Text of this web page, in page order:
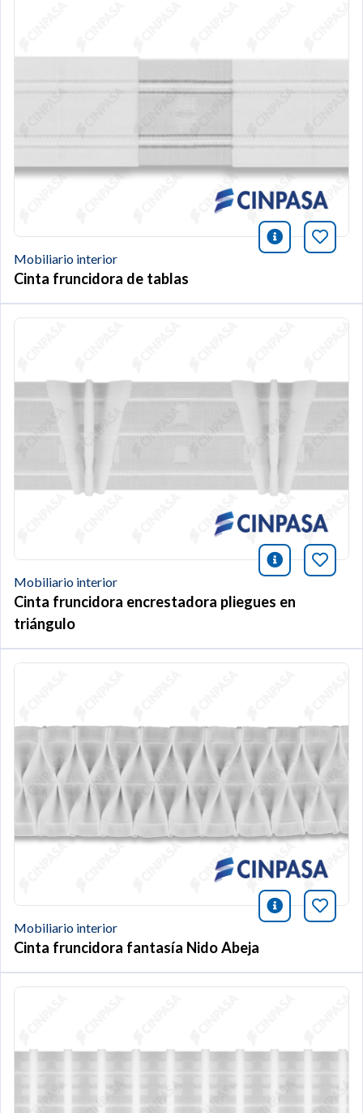
icono
Mobiliario interior
Cinta fruncidora de tablas
icono
Mobiliario interior
Cinta fruncidora encrestadora pliegues en
triángulo
icono
Mobiliario interior
Cinta fruncidora fantasía Nido Abeja